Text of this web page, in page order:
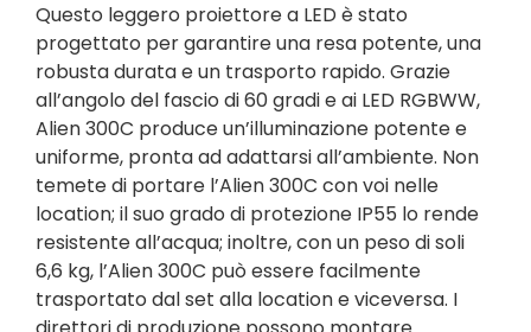
Questo leggero proiettore a LED è stato
progettato per garantire una resa potente, una
robusta durata e un trasporto rapido. Grazie
all’angolo del fascio di 60 gradi e ai LED RGBWW,
Alien 300C produce un’illuminazione potente e
uniforme, pronta ad adattarsi all’ambiente. Non
temete di portare l’Alien 300C con voi nelle
location; il suo grado di protezione IP55 lo rende
resistente all’acqua; inoltre, con un peso di soli
6,6 kg, l’Alien 300C può essere facilmente
trasportato dal set alla location e viceversa. I